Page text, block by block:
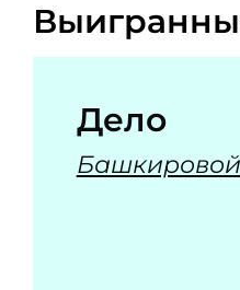
Дело